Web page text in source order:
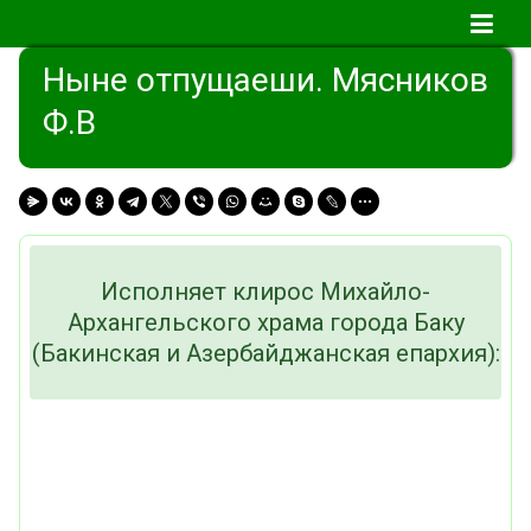
Ныне отпущаеши. Мясников
Ф.В
Исполняет клирос Михайло-
Архангельского храма города Баку
(Бакинская и Азербайджанская епархия):